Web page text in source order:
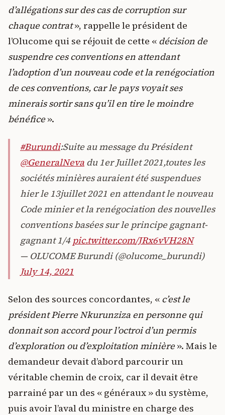
d’allégations sur des cas de corruption sur
chaque contrat», rappelle le président de
l’Olucome qui se réjouit de cette « décision de
suspendre ces conventions en attendant
l’adoption d’un nouveau code et la renégociation
de ces conventions, car le pays voyait ses
minerais sortir sans qu’il en tire le moindre
bénéfice».
#Burundi:Suite au message du Président
@GeneralNeva du 1er Juillet 2021,toutes les
sociétés minières auraient été suspendues
hier le 13juillet 2021 en attendant le nouveau
Code minier et la renégociation des nouvelles
conventions basées sur le principe gagnant-
gagnant 1/4 pic.twitter.com/JRx6vVH28N
— OLUCOME Burundi (@olucome_burundi)
July 14, 2021
Selon des sources concordantes, « c’est le
président Pierre Nkurunziza en personne qui
donnait son accord pour l’octroi d’un permis
d’exploration ou d’exploitation minière». Mais le
demandeur devait d’abord parcourir un
véritable chemin de croix, car il devait être
parrainé par un des « généraux » du système,
puis avoir l’aval du ministre en charge des